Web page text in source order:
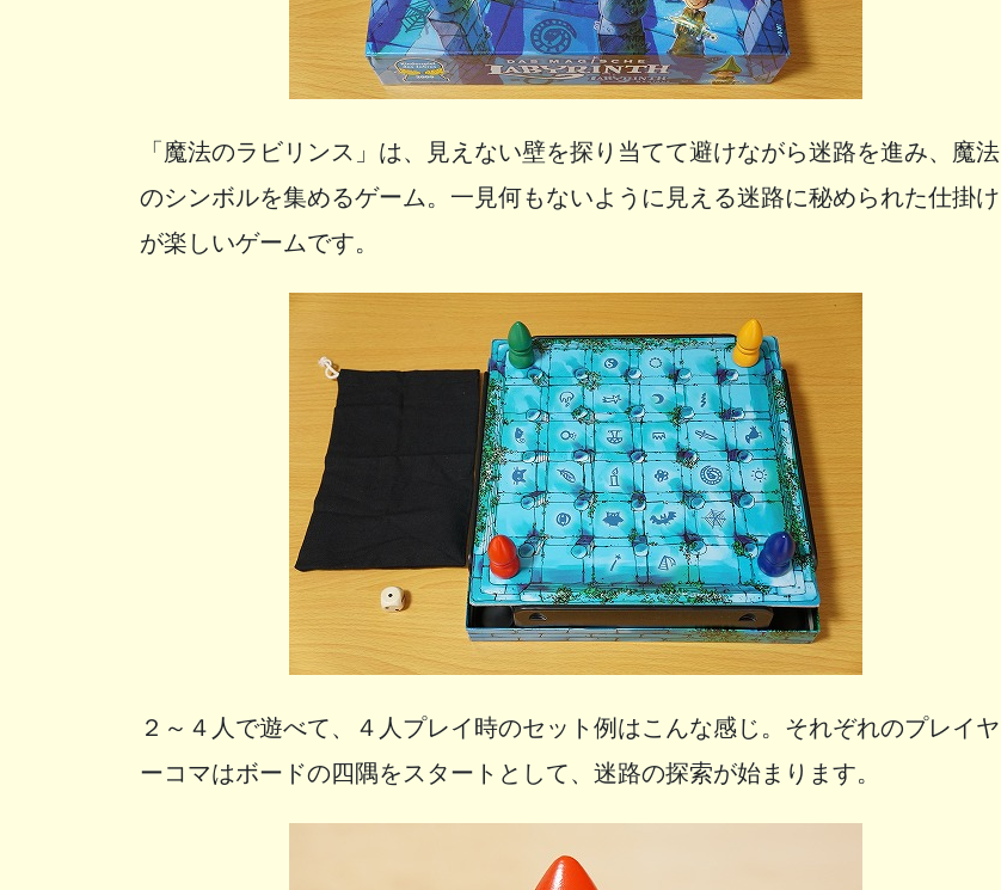
「魔法のラビリンス」は、見えない壁を探り当てて避けながら迷路を進み、魔法
のシンボルを集めるゲーム。一見何もないように見える迷路に秘められた仕掛け
が楽しいゲームです。
２～４人で遊べて、４人プレイ時のセット例はこんな感じ。それぞれのプレイヤ
ーコマはボードの四隅をスタートとして、迷路の探索が始まります。